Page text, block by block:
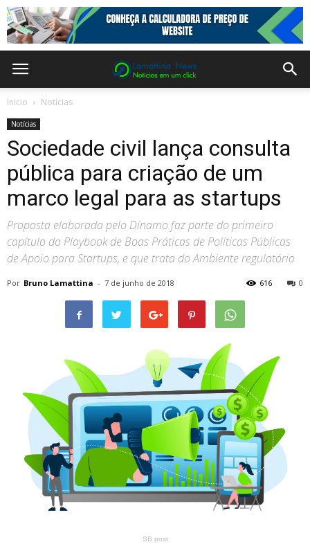
Inicio Notícias
Notícias
Sociedade civil lança consulta
pública para criação de um
marco legal para as startups
Proposta elaborada pelo Dínamo faz parte do primeiro
capítulo do Playbook de Boas Práticas de Políticas Públicas
de Apoio para Startups, e que trata do Ambiente regulatório
Por Bruno Lamattina - 7 de junho de 2018 0
616
SB post